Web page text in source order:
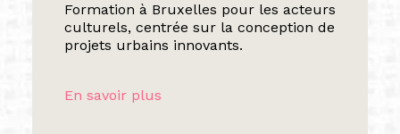
Formation à Bruxelles pour les acteurs
culturels, centrée sur la conception de
projets urbains innovants.
En savoir plus